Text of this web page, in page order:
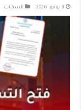
3 يونيو، 2026 السكنات